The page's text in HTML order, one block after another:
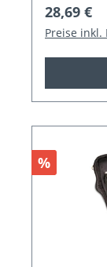
Regulärer
28,69 €
Preise inkl.
Rabatt
%